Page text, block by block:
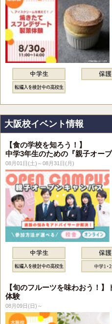
大阪校イベント情報
【食の学校を知ろう！】
中学3年生のための『親子オープ
08月01日(土)～08月31日(月)
【旬のフルーツを味わおう！
体験
08月09日(日)～